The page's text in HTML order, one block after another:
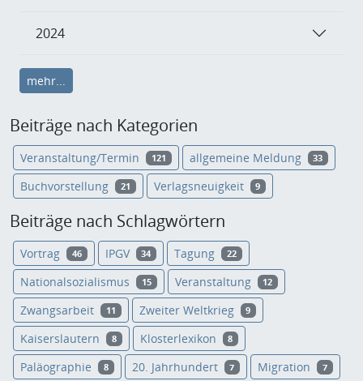
2024
mehr...
Beiträge nach Kategorien
Veranstaltung/Termin 121 allgemeine Meldung 33
Buchvorstellung 21 Verlagsneuigkeit 9
Beiträge nach Schlagwörtern
Vortrag 46 IPGV 34 Tagung 22
Nationalsozialismus 15 Veranstaltung 12
Zwangsarbeit 11 Zweiter Weltkrieg 9
Kaiserslautern 8 Klosterlexikon 8
Paläographie 8 20. Jahrhundert 7 Migration 7